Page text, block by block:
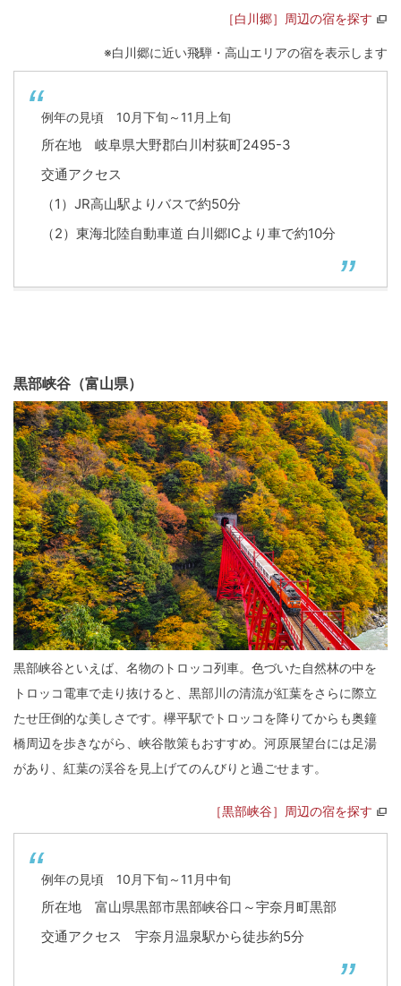
［白川郷］周辺の宿を探す
※白川郷に近い飛騨・高山エリアの宿を表示します
例年の見頃 10月下旬～11月上旬
所在地 岐阜県大野郡白川村荻町2495-3
交通アクセス
（1）JR高山駅よりバスで約50分
（2）東海北陸自動車道 白川郷ICより車で約10分
黒部峡谷（富山県）
黒部峡谷といえば、名物のトロッコ列車。色づいた自然林の中を
トロッコ電車で走り抜けると、黒部川の清流が紅葉をさらに際立
たせ圧倒的な美しさです。欅平駅でトロッコを降りてからも奥鐘
橋周辺を歩きながら、峡谷散策もおすすめ。河原展望台には足湯
があり、紅葉の渓谷を見上げてのんびりと過ごせます。
［黒部峡谷］周辺の宿を探す
例年の見頃 10月下旬～11月中旬
所在地 富山県黒部市黒部峡谷口～宇奈月町黒部
交通アクセス 宇奈月温泉駅から徒歩約5分